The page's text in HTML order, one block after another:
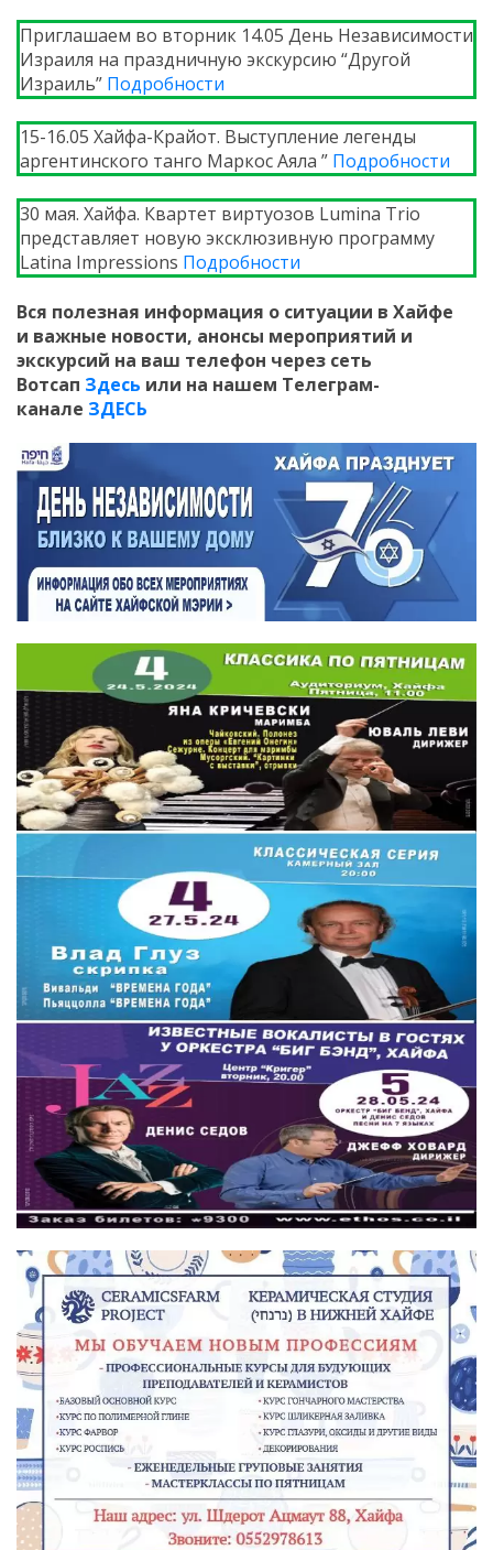
Приглашаем во вторник 14.05 День Независимости
Израиля на праздничную экскурсию “Другой
Израиль” Подробности
15-16.05 Хайфа-Крайот. Выступление легенды
аргентинского танго Маркос Аяла ” Подробности
30 мая. Хайфа. Квартет виртуозов Lumina Trio
представляет новую эксклюзивную программу
Latina Impressions Подробности
Вся полезная информация о ситуации в Хайфе
и важные новости, анонсы мероприятий и
экскурсий на ваш телефон через сеть
Вотсап Здесь или на нашем Телеграм-
канале ЗДЕСЬ